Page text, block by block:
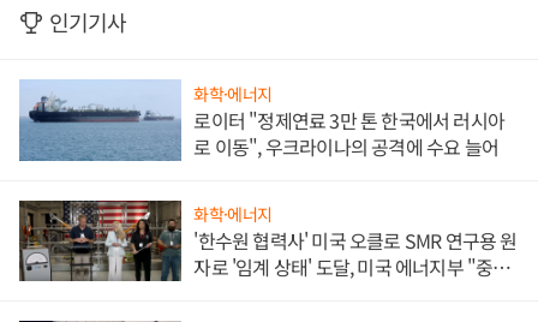
인기기사
화학·에너지
로이터 "정제연료 3만 톤 한국에서 러시아
로 이동", 우크라이나의 공격에 수요 늘어
화학·에너지
'한수원 협력사' 미국 오클로 SMR 연구용 원
자로 '임계 상태' 도달, 미국 에너지부 "중요